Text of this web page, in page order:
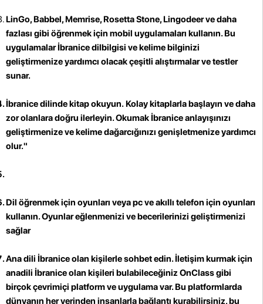
LinGo, Babbel, Memrise, Rosetta Stone, Lingodeer ve daha
fazlası gibi öğrenmek için mobil uygulamaları kullanın. Bu
uygulamalar İbranice dilbilgisi ve kelime bilginizi
geliştirmenize yardımcı olacak çeşitli alıştırmalar ve testler
sunar.
İbranice dilinde kitap okuyun.Kolay kitaplarla başlayın ve daha
zor olanlara doğru ilerleyin. Okumak İbranice anlayışınızı
geliştirmenize ve kelime dağarcığınızı genişletmenize yardımcı
olur."
Dil öğrenmek için oyunları veya pc ve akıllı telefon için oyunları
kullanın. Oyunlar eğlenmenizi ve becerilerinizi geliştirmenizi
sağlar
Ana dili İbranice olan kişilerle sohbet edin. İletişim kurmak için
anadili İbranice olan kişileri bulabileceğiniz OnClass gibi
birçok çevrimiçi platform ve uygulama var. Bu platformlarda
dünyanın her yerinden insanlarla bağlantı kurabilirsiniz, bu